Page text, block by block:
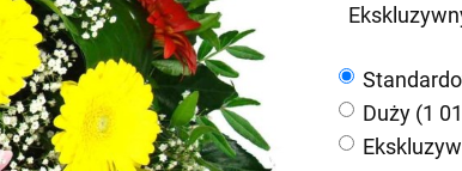
Duży (1